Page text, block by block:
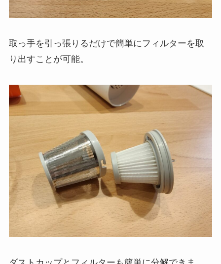
取っ手を引っ張りるだけで簡単にフィルターを取
り出すことが可能。